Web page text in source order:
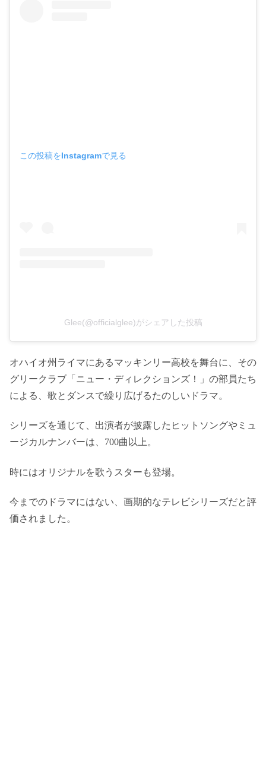
この投稿をInstagramで見る
Glee(@officialglee)がシェアした投稿
オハイオ州ライマにあるマッキンリー高校を舞台に、その
グリークラブ「ニュー・ディレクションズ！」の部員たち
による、歌とダンスで繰り広げるたのしいドラマ。
シリーズを通じて、出演者が披露したヒットソングやミュ
ージカルナンバーは、700曲以上。
時にはオリジナルを歌うスターも登場。
今までのドラマにはない、画期的なテレビシリーズだと評
価されました。